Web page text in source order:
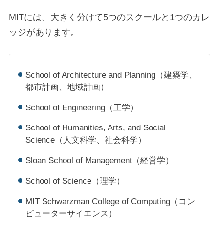
MITには、大きく分けて5つのスクールと1つのカレ
ッジがあります。
School of Architecture and Planning（建築学、
都市計画、地域計画）
School of Engineering（工学）
School of Humanities, Arts, and Social
Science（人文科学、社会科学）
Sloan School of Management（経営学）
School of Science（理学）
MIT Schwarzman College of Computing（コン
ピューターサイエンス）